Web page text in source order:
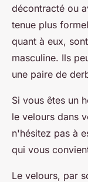
décontracté ou
tenue plus
quant à eux,
masculine. Ils
une paire de
Si vous êtes un
le velours dans
n'hésitez pas à
qui vous
Le velours, par